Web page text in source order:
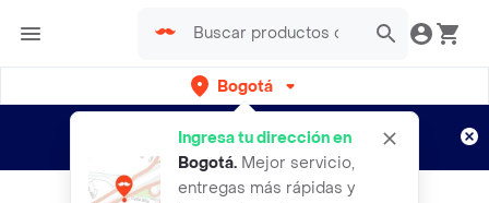
Bogotá
Ingresa tu dirección en
Bogotá. Mejor servicio,
entregas más rápidas y
envíos gratis por semanas
Aplican TyC